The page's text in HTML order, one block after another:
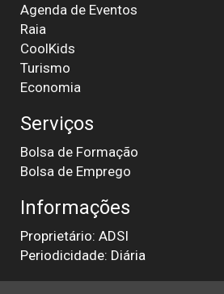
Agenda de Eventos
Raia
CoolKids
Turismo
Economia
Serviços
Bolsa de Formação
Bolsa de Emprego
Informações
Proprietário: ADSI
Periodicidade: Diária